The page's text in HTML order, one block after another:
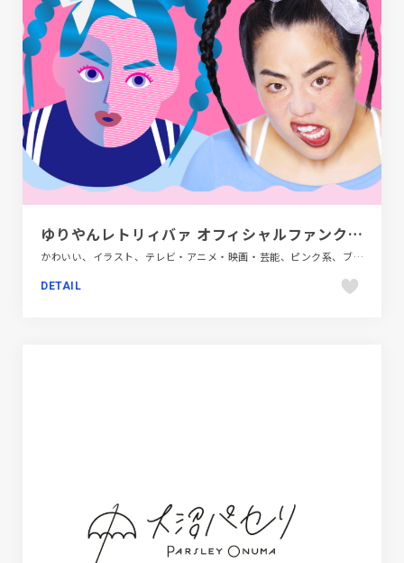
ゆりやんレトリィバァ オフィシャルファンクラブ｜ゆりやんレトリィバァFC
かわいい、イラスト、テレビ・アニメ・映画・芸能、ピンク系、ブランド・サービスサイト、ポップ
DETAIL